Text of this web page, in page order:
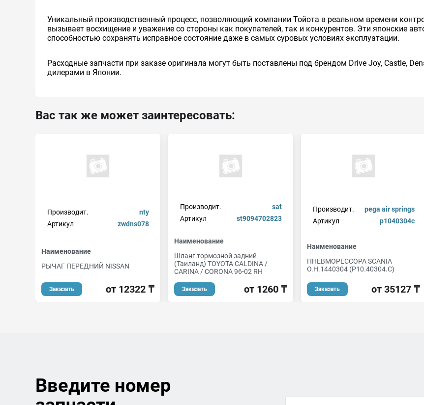
Уникальный производственный процесс, позволяющий компании Тойота в реальном времени
вызывает восхищение и уважение со стороны как покупателей, так и конкурентов. Эти японские
способностью сохранять исправное состояние даже в самых суровых условиях эксплуатации.
Расходные запчасти при заказе оригинала могут быть поставлены под брендом Drive Joy, Castle,
дилерами в Японии.
Вас так же может заинтересовать:
Производит.
nty
Артикул
zwdns078
Наименование
РЫЧАГ ПЕРЕДНИЙ NISSAN
Заказать от 12322 ₸
Производит.
sat
Артикул
st9094702823
Наименование
Шланг тормозной задний
(Таиланд) TOYOTA CALDINA /
CARINA / CORONA 96-02 RH
Заказать от 1260 ₸
Производит.
pega air springs
Артикул
p1040304c
Наименование
ПНЕВМОРЕССОРА SCANIA
О.Н.1440304 (P10.40304.C)
Заказать от 35127 ₸
Введите номер